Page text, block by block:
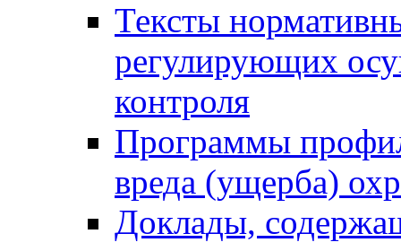
Тексты
регулирующих
контроля
Программы
вреда (ущерба)
Доклады,